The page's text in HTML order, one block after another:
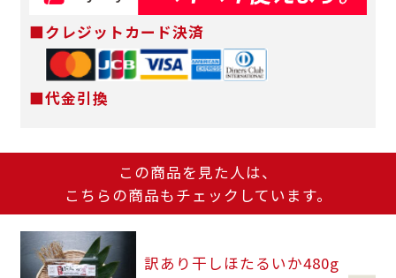
■クレジットカード決済
■代金引換
この商品を見た人は、
こちらの商品もチェックしています。
訳あり干しほたるいか480g